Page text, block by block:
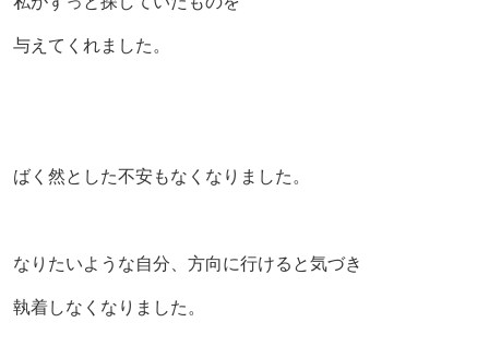
与えてくれました。
ばく然とした不安もなくなりました。
なりたいような自分、方向に行けると気づき
執着しなくなりました。